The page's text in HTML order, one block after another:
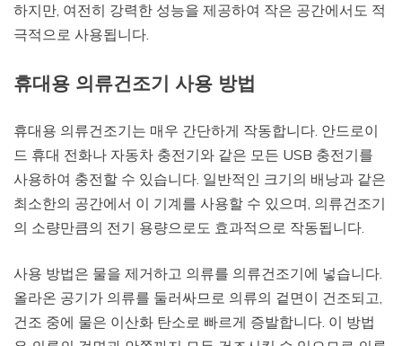
하지만, 여전히 강력한 성능을 제공하여 작은 공간에서도 적
극적으로 사용됩니다.
휴대용 의류건조기 사용 방법
휴대용 의류건조기는 매우 간단하게 작동합니다. 안드로이
드 휴대 전화나 자동차 충전기와 같은 모든 USB 충전기를
사용하여 충전할 수 있습니다. 일반적인 크기의 배낭과 같은
최소한의 공간에서 이 기계를 사용할 수 있으며, 의류건조기
의 소량만큼의 전기 용량으로도 효과적으로 작동됩니다.
사용 방법은 물을 제거하고 의류를 의류건조기에 넣습니다.
올라온 공기가 의류를 둘러싸므로 의류의 겉면이 건조되고,
건조 중에 물은 이산화 탄소로 빠르게 증발합니다. 이 방법